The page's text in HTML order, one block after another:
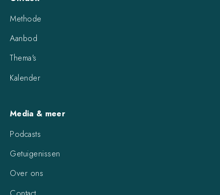
Methode
Aanbod
Thema's
Kalender
Media & meer
Podcasts
Getuigenissen
Over ons